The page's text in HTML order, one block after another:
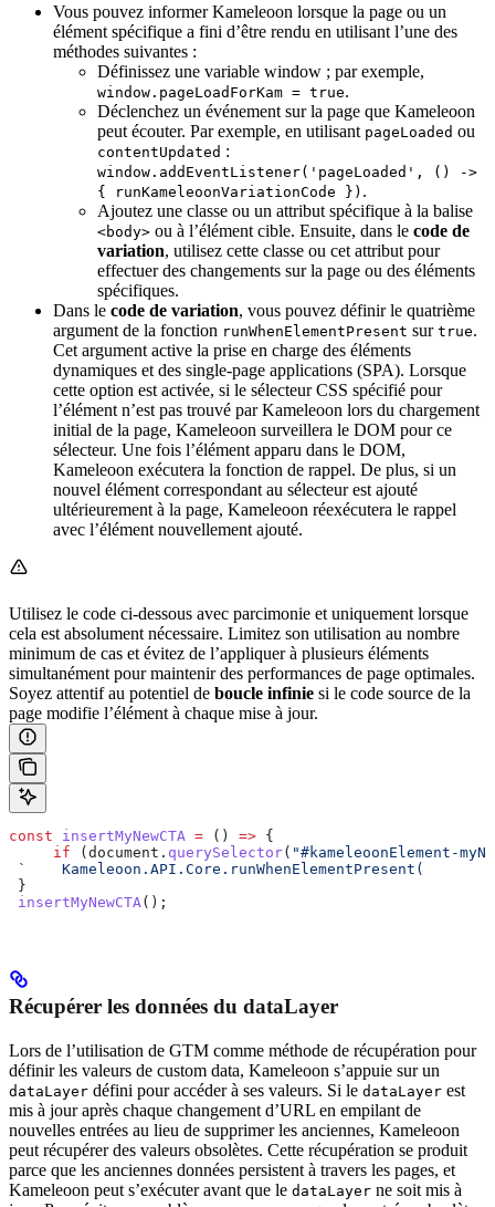
Vous pouvez informer Kameleoon lorsque la page ou un
élément spécifique a fini d’être rendu en utilisant l’une des
méthodes suivantes :
Définissez une variable window ; par exemple,
window.pageLoadForKam = true.
Déclenchez un événement sur la page que Kameleoon
peut écouter. Par exemple, en utilisant pageLoaded ou
contentUpdated :
window.addEventListener('pageLoaded', () ->
{ runKameleoonVariationCode }) .
Ajoutez une classe ou un attribut spécifique à la balise
<body> ou à l’élément cible. Ensuite, dans le code de
variation, utilisez cette classe ou cet attribut pour
effectuer des changements sur la page ou des éléments
spécifiques.
Dans le code de variation, vous pouvez définir le quatrième
argument de la fonction runWhenElementPresent sur true.
Cet argument active la prise en charge des éléments
dynamiques et des single-page applications (SPA). Lorsque
cette option est activée, si le sélecteur CSS spécifié pour
l’élément n’est pas trouvé par Kameleoon lors du chargement
initial de la page, Kameleoon surveillera le DOM pour ce
sélecteur. Une fois l’élément apparu dans le DOM,
Kameleoon exécutera la fonction de rappel. De plus, si un
nouvel élément correspondant au sélecteur est ajouté
ultérieurement à la page, Kameleoon réexécutera le rappel
avec l’élément nouvellement ajouté.
Utilisez le code ci-dessous avec parcimonie et uniquement lorsque
cela est absolument nécessaire. Limitez son utilisation au nombre
minimum de cas et évitez de l’appliquer à plusieurs éléments
simultanément pour maintenir des performances de page optimales.
Soyez attentif au potentiel de boucle infinie si le code source de la
page modifie l’élément à chaque mise à jour.
const insertMyNewCTA = () => {
     if
(document . querySelector( "#kameleoonElement-
`
}
insertMyNewCTA ();
Récupérer les données du dataLayer
Lors de l’utilisation de GTM comme méthode de récupération pour
définir les valeurs de custom data, Kameleoon s’appuie sur un
dataLayer défini pour accéder à ses valeurs. Si le dataLayer est
mis à jour après chaque changement d’URL en empilant de
nouvelles entrées au lieu de supprimer les anciennes, Kameleoon
peut récupérer des valeurs obsolètes. Cette récupération se produit
parce que les anciennes données persistent à travers les pages, et
Kameleoon peut s’exécuter avant que le dataLayer ne soit mis à